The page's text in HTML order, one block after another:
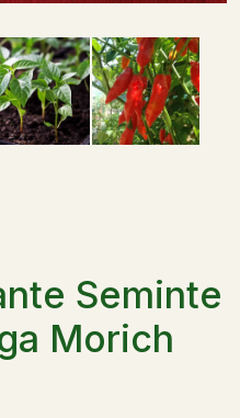
Seminte
Morich